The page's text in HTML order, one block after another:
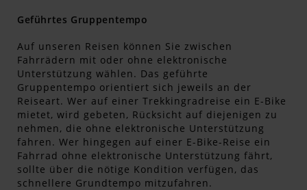
Geführtes Gruppentempo
Auf unseren Reisen können Sie zwischen
Fahrrädern mit oder ohne elektronische
Unterstützung wählen. Das geführte
Gruppentempo orientiert sich jeweils an der
Reiseart. Wer auf einer Trekkingradreise ein E-Bike
mietet, wird gebeten, Rücksicht auf diejenigen zu
nehmen, die ohne elektronische Unterstützung
fahren. Wer hingegen auf einer E-Bike-Reise ein
Fahrrad ohne elektronische Unterstützung fährt,
sollte über die nötige Kondition verfügen, das
schnellere Grundtempo mitzufahren.